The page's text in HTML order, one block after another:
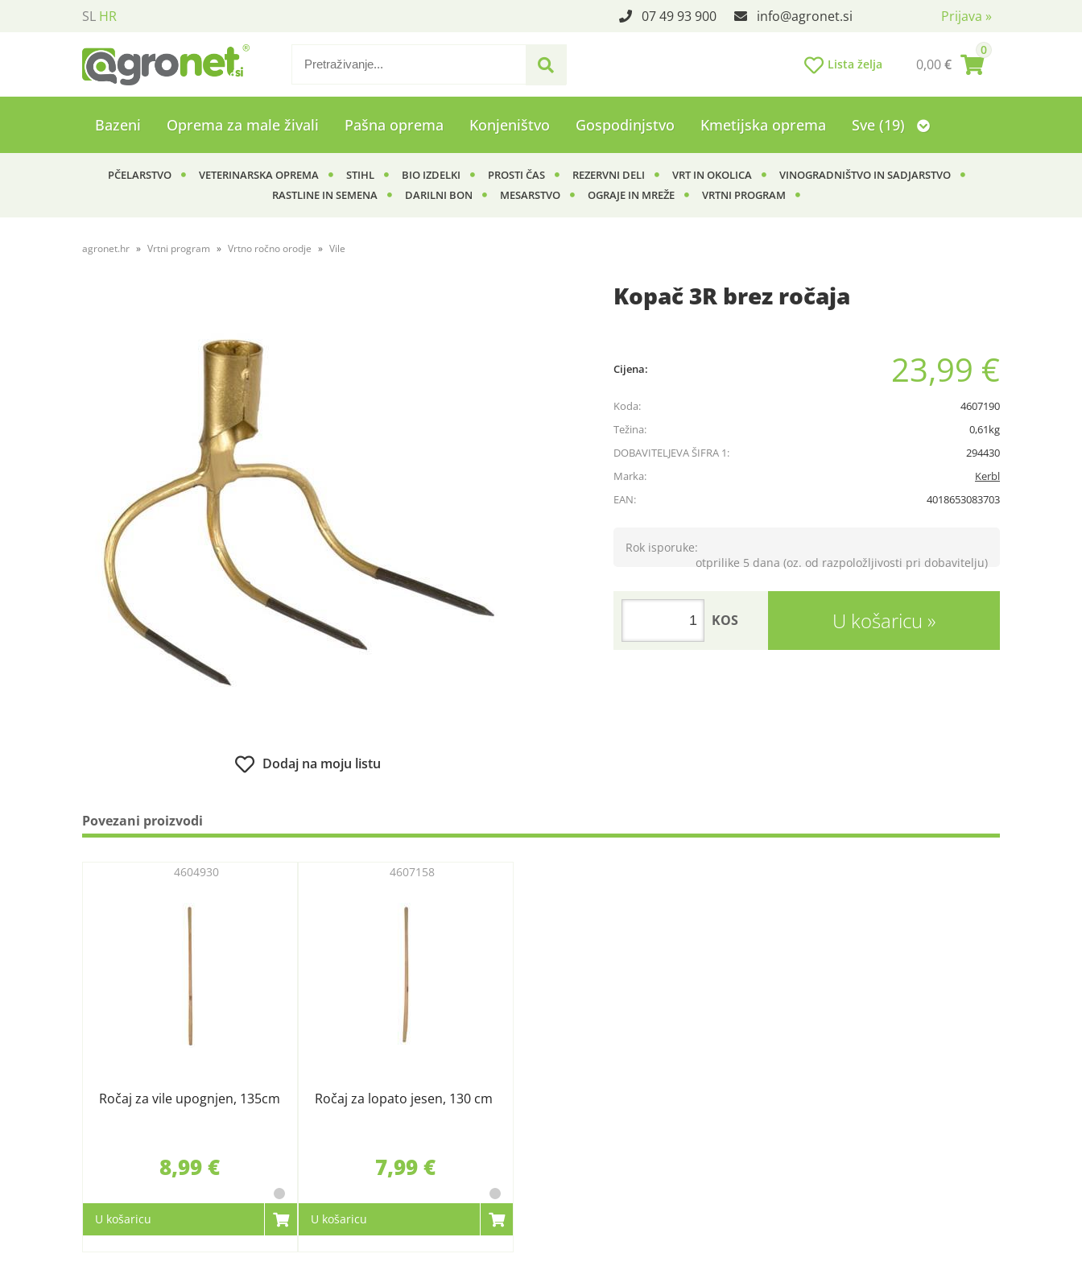
SL HR Prijava »
07 49 93 900 info agronet.si
0
0,00€
Lista želja
Bazeni Oprema za male živali Pašna oprema Konjeništvo Gospodinjstvo Kmetijska oprema Sve (19)
PČELARSTVO VETERINARSKA OPREMA STIHL BIO IZDELKI PROSTI ČAS REZERVNI DELI VRT IN OKOLICA
VINOGRADNIŠTVO IN SADJARSTVO
RASTLINE IN SEMENA
DARILNI BON MESARSTVO OGRAJE IN MREŽE VRTNI PROGRAM
agronet.hr Vrtni program Vrtno ročno orodje Vile
Kopač 3R brez ročaja
Dodaj na moju listu
Cijena: 23,99 €
Koda:
4607190
Težina:
0,61kg
DOBAVITELJEVA ŠIFRA 1:
294430
Marka:
Kerbl
EAN:
4018653083703
Rok isporuke:
otprilike 5 dana (oz. od razpoložljivosti pri dobavitelju)
U košaricu
KOS
Povezani proizvodi
Ročaj za vile upognjen, 135cm
4604930
8,99 €
U košaricu
Ročaj za lopato jesen, 130 cm
4607158
7,99 €
U košaricu